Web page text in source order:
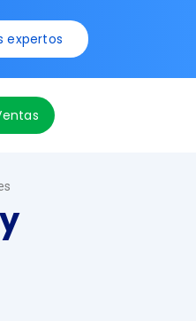
expertos